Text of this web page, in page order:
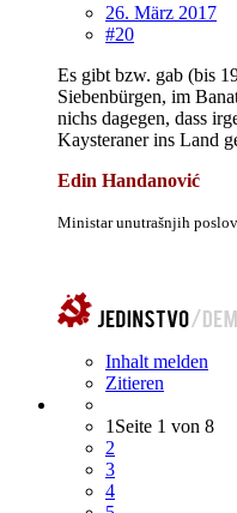
26. März 2017
#20
Es gibt bzw. gab (bis
Siebenbürgen, im
nichs dagegen, dass
Kaysteraner ins Land
Edin Handanović
Ministar unutrašnjih
Inhalt melden
Zitieren
1 Seite 1 von 8
2
3
4